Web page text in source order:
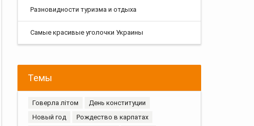
Разновидности туризма и отдыха
Самые красивые уголочки Украины
Темы
Говерла літом
День конституции
Новый год
Рождество в карпатах